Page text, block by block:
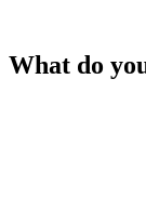
What do